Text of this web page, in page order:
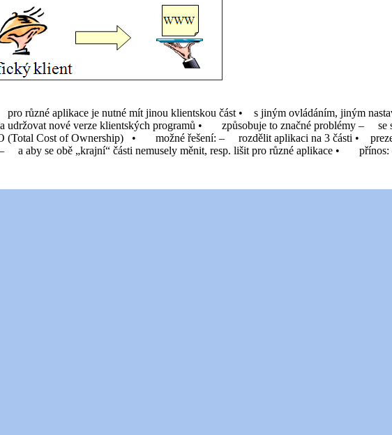
různé aplikace je nutné mít jinou klientskou část • s jiným ovládáním, jiným
udržovat nové verze klientských programů • způsobuje to značné problémy – se
(Total Cost of Ownership) • možné řešení: – rozdělit aplikaci na 3 části •
– a aby se obě „krajní“ části nemusely měnit, resp. lišit pro různé aplikace •